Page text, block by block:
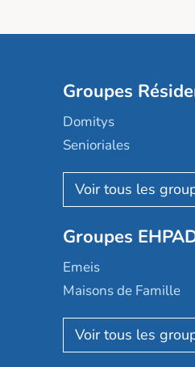
Groupes
Domitys
Senioriales
Nohée
Les Résidentiels
Mobicap
Domusvi
Happy Senior
Aquarelia
Nexity edenea
Groupes
Emeis
Maisons de Famille
Korian
Emera